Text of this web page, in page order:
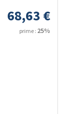
68,63 €
prime : 25%